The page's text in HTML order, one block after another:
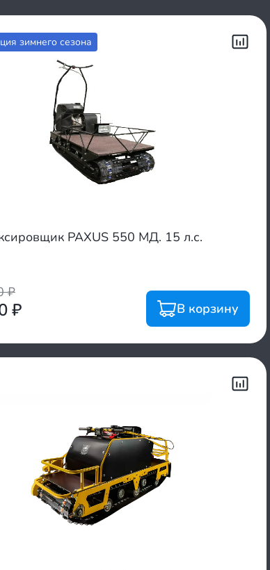
зимнего сезона
PAXUS 550 МД. 15 л.с.
₽
₽ В корзину